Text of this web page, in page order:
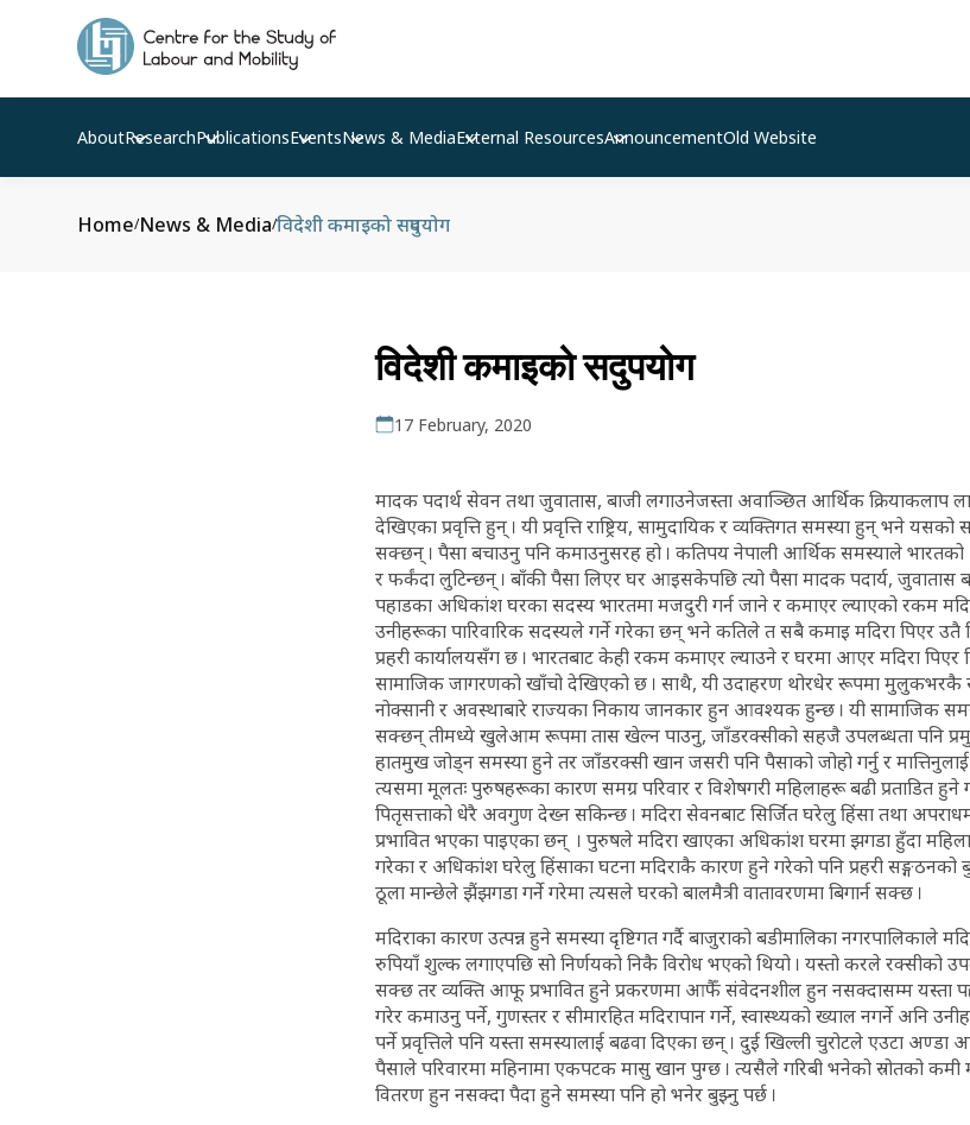
AboutResearchPublicationsEventsNews & MediaExternal ResourcesAnnouncementOld Website
Home/News & Media/विदेशी कमाइको सदुपयोग
विदेशी कमाइको सदुपयोग
17 February, 2020
मादक पदार्थ सेवन तथा जुवातास, बाजी लगाउनेजस्ता अवाञ्छित आर्थिक क्रियाकलाप
देखिएका प्रवृत्ति हुन् । यी प्रवृत्ति राष्ट्रिय, सामुदायिक र व्यक्तिगत समस्या हुन् भने यसको
सक्छन् । पैसा बचाउनु पनि कमाउनुसरह हो । कतिपय नेपाली आर्थिक समस्याले भारतको
र फर्कंदा लुटिन्छन् । बाँकी पैसा लिएर घर आइसकेपछि त्यो पैसा मादक पदार्य, जुवातास
पहाडका अधिकांश घरका सदस्य भारतमा मजदुरी गर्न जाने र कमाएर ल्याएको रकम
उनीहरूका पारिवारिक सदस्यले गर्ने गरेका छन् भने कतिले त सबै कमाइ मदिरा पिएर उतै
प्रहरी कार्यालयसँग छ । भारतबाट केही रकम कमाएर ल्याउने र घरमा आएर मदिरा पिएर
सामाजिक जागरणको खाँचो देखिएको छ । साथै, यी उदाहरण थोरधेर रूपमा मुलुकभरकै
नोक्सानी र अवस्थाबारे राज्यका निकाय जानकार हुन आवश्यक हुन्छ । यी सामाजिक
सक्छन् तीमध्ये खुलेआम रूपमा तास खेल्न पाउनु, जाँडरक्सीको सहजै उपलब्धता पनि
हातमुख जोड्न समस्या हुने तर जाँडरक्सी खान जसरी पनि पैसाको जोहो गर्नु र
त्यसमा मूलतः पुरुषहरूका कारण समग्र परिवार र विशेषगरी महिलाहरू बढी प्रताडित हुने
पितृसत्ताको धेरै अवगुण देख्न सकिन्छ । मदिरा सेवनबाट सिर्जित घरेलु हिंसा तथा
प्रभावित भएका पाइएका छन् । पुरुषले मदिरा खाएका अधिकांश घरमा झगडा हुँदा
गरेका र अधिकांश घरेलु हिंसाका घटना मदिराकै कारण हुने गरेको पनि प्रहरी सङ्गठनको
ठूला मान्छेले झैंझगडा गर्ने गरेमा त्यसले घरको बालमैत्री वातावरणमा बिगार्न सक्छ ।
मदिराका कारण उत्पन्न हुने समस्या दृष्टिगत गर्दै बाजुराको बडीमालिका नगरपालिकाले
रुपियाँ शुल्क लगाएपछि सो निर्णयको निकै विरोध भएको थियो । यस्तो करले रक्सीको
सक्छ तर व्यक्ति आफू प्रभावित हुने प्रकरणमा आफैँ संवेदनशील हुन नसक्दासम्म यस्ता
गरेर कमाउनु पर्ने, गुणस्तर र सीमारहित मदिरापान गर्ने, स्वास्थ्यको ख्याल नगर्ने अनि
पर्ने प्रवृत्तिले पनि यस्ता समस्यालाई बढवा दिएका छन् । दुई खिल्ली चुरोटले एउटा
पैसाले परिवारमा महिनामा एकपटक मासु खान पुग्छ । त्यसैले गरिबी भनेको स्रोतको कमी
वितरण हुन नसक्दा पैदा हुने समस्या पनि हो भनेर बुझ्नु पर्छ ।